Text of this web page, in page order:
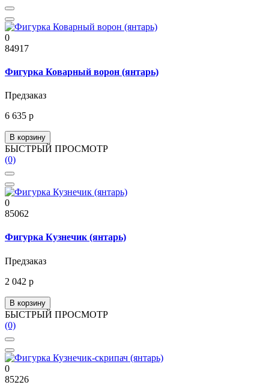
0
84917
Фигурка Коварный ворон (янтарь)
Предзаказ
6 635 р
В корзину
БЫСТРЫЙ ПРОСМОТР
(0)
0
85062
Фигурка Кузнечик (янтарь)
Предзаказ
2 042 р
В корзину
БЫСТРЫЙ ПРОСМОТР
(0)
0
85226